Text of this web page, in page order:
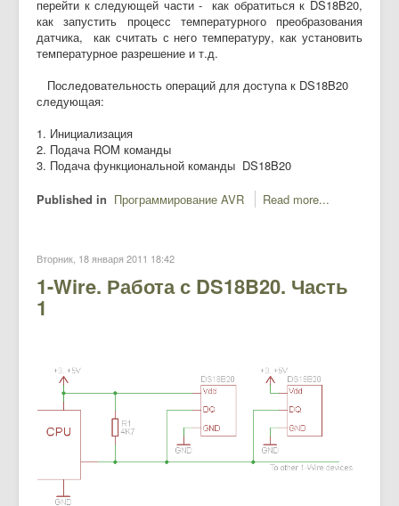
перейти к следующей части - как обратиться к DS18B20,
как запустить процесс температурного преобразования
датчика, как считать с него температуру, как установить
температурное разрешение и т.д.
Последовательность операций для доступа к DS18B20
следующая:
1. Инициализация
2. Подача ROM команды
3. Подача функциональной команды DS18B20
Published in Программирование AVR Read more...
Вторник, 18 января 2011 18:42
1-Wire. Работа с DS18B20. Часть
1